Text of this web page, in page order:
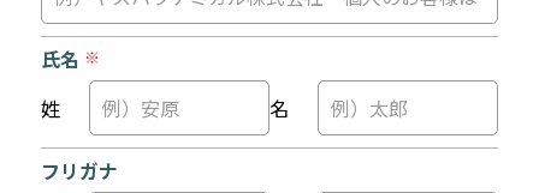
氏名 ※
姓 名
フリガナ